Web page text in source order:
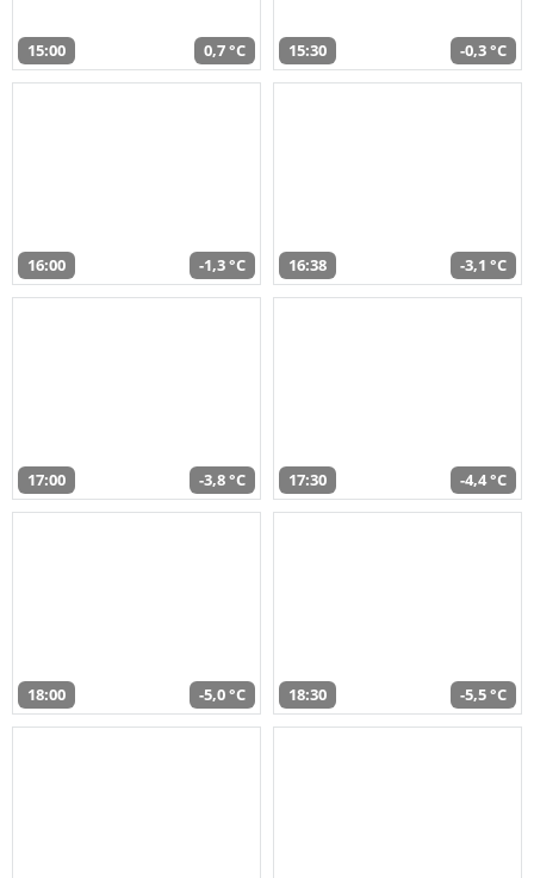
15:00 0,7 °C 15:30 -0,3 °C
16:00 -1,3 °C 16:38 -3,1 °C
17:00 -3,8 °C 17:30 -4,4 °C
18:00 -5,0 °C 18:30 -5,5 °C